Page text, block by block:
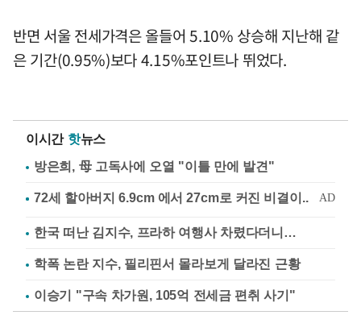
반면 서울 전세가격은 올들어 5.10% 상승해 지난해 같
은 기간(0.95%)보다 4.15%포인트나 뛰었다.
이시간 핫뉴스
방은희, 母 고독사에 오열 "이틀 만에 발견"
한국 떠난 김지수, 프라하 여행사 차렸다더니…
학폭 논란 지수, 필리핀서 몰라보게 달라진 근황
이승기 "구속 차가원, 105억 전세금 편취 사기"